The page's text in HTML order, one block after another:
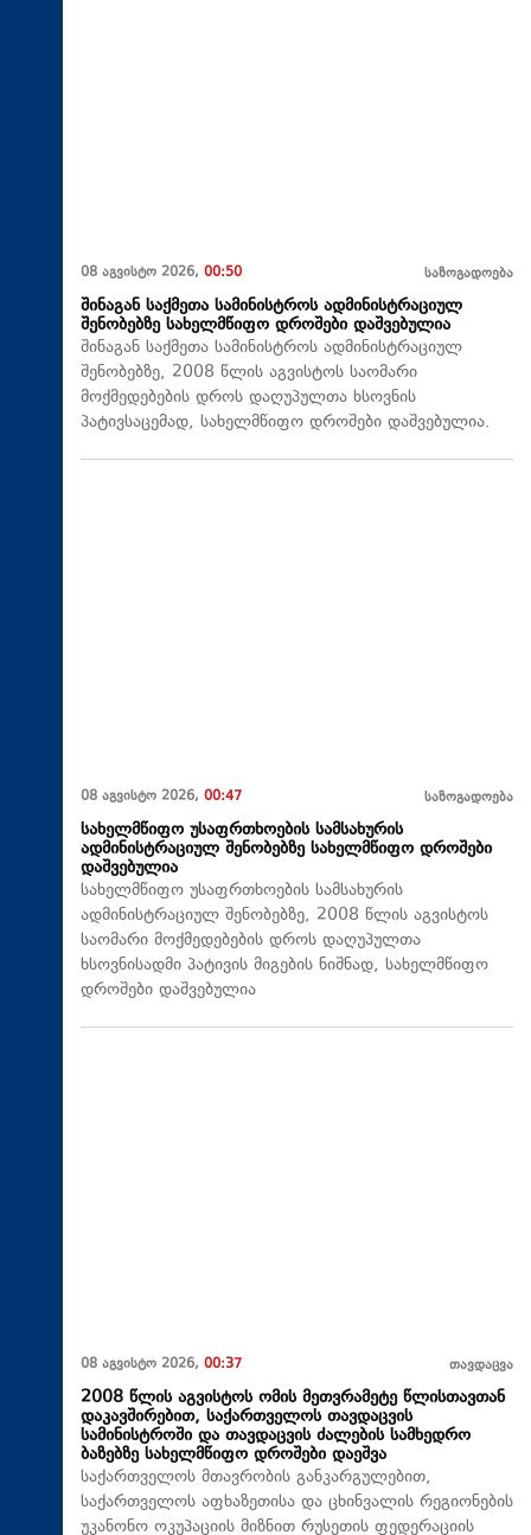
08 აგვისტო 2026, 00:50 საზოგადოება
შინაგან საქმეთა სამინისტროს ადმინისტრაციულ
შენობებზე სახელმწიფო დროშები დაშვებულია
შინაგან საქმეთა სამინისტროს ადმინისტრაციულ
შენობებზე, 2008 წლის აგვისტოს საომარი
მოქმედებების დროს დაღუპულთა ხსოვნის
პატივსაცემად, სახელმწიფო დროშები დაშვებულია.
08 აგვისტო 2026, 00:47 საზოგადოება
სახელმწიფო უსაფრთხოების სამსახურის
ადმინისტრაციულ შენობებზე სახელმწიფო დროშები
დაშვებულია
სახელმწიფო უსაფრთხოების სამსახურის
ადმინისტრაციულ შენობებზე, 2008 წლის აგვისტოს
საომარი მოქმედებების დროს დაღუპულთა
ხსოვნისადმი პატივის მიგების ნიშნად, სახელმწიფო
დროშები დაშვებულია
08 აგვისტო 2026, 00:37 თავდაცვა
2008 წლის აგვისტოს ომის მეთვრამეტე წლისთავთან
დაკავშირებით, საქართველოს თავდაცვის
სამინისტროში და თავდაცვის ძალების სამხედრო
ბაზებზე სახელმწიფო დროშები დაეშვა
საქართველოს მთავრობის განკარგულებით,
საქართველოს აფხაზეთისა და ცხინვალის რეგიონების
უკანონო ოკუპაციის მიზნით რუსეთის ფედერაციის